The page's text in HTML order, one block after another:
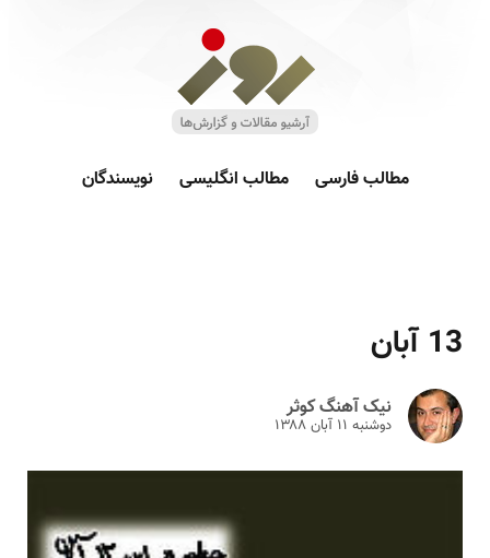
مطالب فارسی مطالب انگلیسی نویسندگان
13 آبان
نیک آهنگ کوثر
دوشنبه ۱۱ آبان ۱۳۸۸